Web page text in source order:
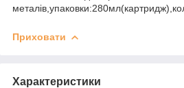
Приховати
Характеристики